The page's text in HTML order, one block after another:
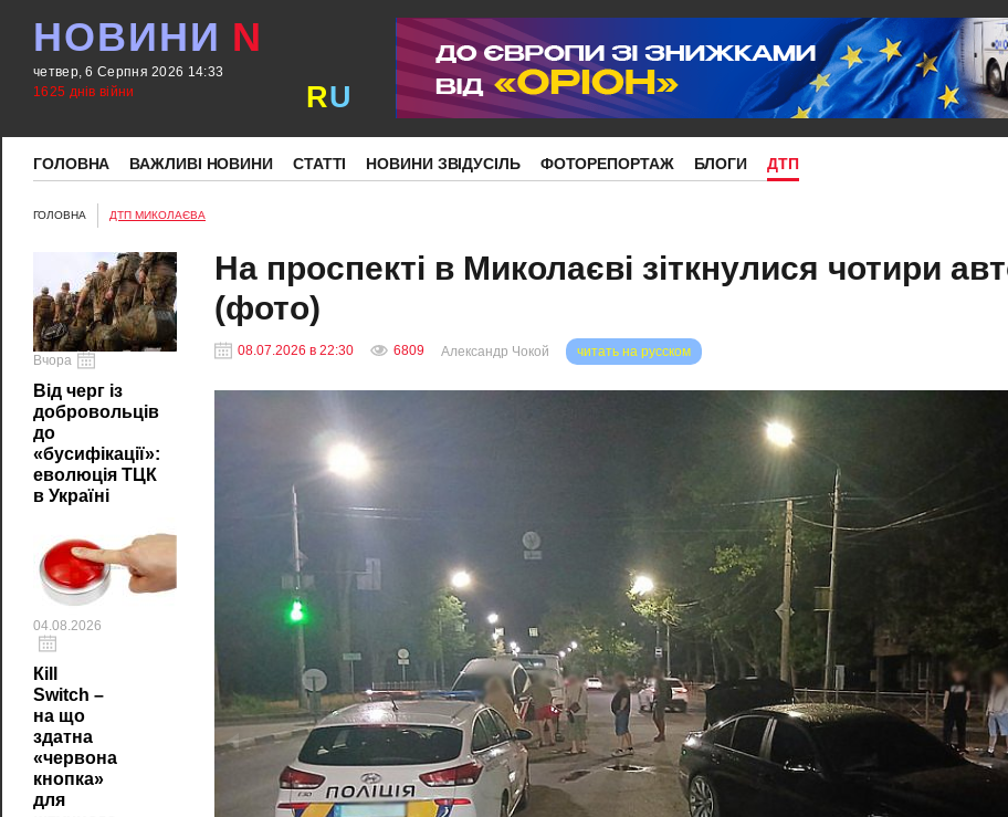
НОВИНИ N
четвер, 6 Серпня 2026 14:33
1625 днів війни
RU
ГОЛОВНА ВАЖЛИВІ НОВИНИ СТАТТІ НОВИНИ ЗВІДУСІЛЬ ФОТОРЕПОРТАЖ БЛОГИ ДТП
ГОЛОВНА ДТП МИКОЛАЄВА
Вчора
Від черг із
добровольців
до
«бусифікації»:
еволюція ТЦК
в Україні
04.08.2026
Кill
Switch –
на що
здатна
«червона
кнопка»
для
На проспекті в Миколаєві зіткнулися чотири
(фото)
08.07.2026 в 22:30 6809 читать на русском
Александр Чокой